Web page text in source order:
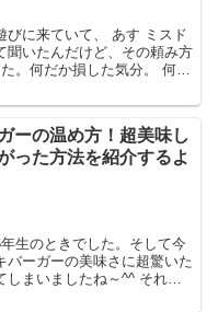
びに来ていて、 あす ミスド
聞いたんだけど、その頼み方
。何だか損した気分。 何て
ーの温め方！超美味し
った方法を紹介するよ
生のときでした。そして今
バーガーの美味さに超驚いた
まいましたね～^^ それい